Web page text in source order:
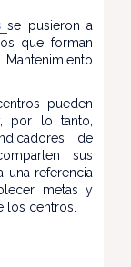
se pusieron a
que forman
pueden
por lo tanto,
de
sus
una referencia
metas y
los centros.